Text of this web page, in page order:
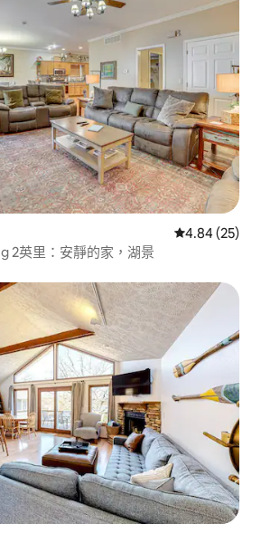
從 25 則評價
4.84 (25)
2英里：安靜的家，湖景